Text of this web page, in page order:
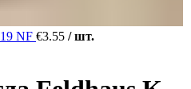
NF €3.55 / шт.